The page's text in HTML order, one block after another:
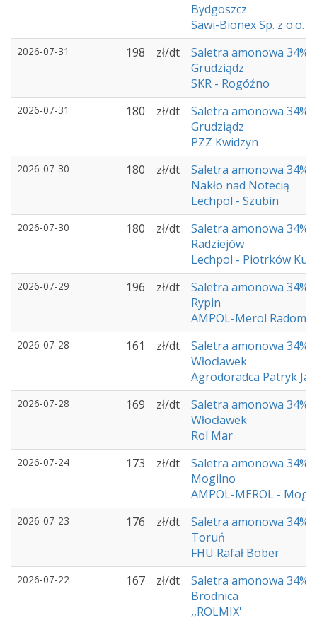
Bydgoszcz
Sawi-Bionex Sp. z o.o.
2026-07-31 198 zł/dt
Saletra amonowa 34%
Grudziądz
SKR - Rogóźno
2026-07-31 180 zł/dt
Saletra amonowa 34%
Grudziądz
PZZ Kwidzyn
2026-07-30 180 zł/dt
Saletra amonowa 34%
Nakło nad Notecią
Lechpol - Szubin
2026-07-30 180 zł/dt
Saletra amonowa 34%
Radziejów
Lechpol - Piotrków
2026-07-29 196 zł/dt
Saletra amonowa 34%
Rypin
AMPOL-Merol Radomin
2026-07-28 161 zł/dt
Saletra amonowa 34%
Włocławek
Agrodoradca Patryk
2026-07-28 169 zł/dt
Saletra amonowa 34%
Włocławek
Rol Mar
2026-07-24 173 zł/dt
Saletra amonowa 34%
Mogilno
AMPOL-MEROL -
2026-07-23 176 zł/dt
Saletra amonowa 34%
Toruń
FHU Rafał Bober
2026-07-22 167 zł/dt
Saletra amonowa 34%
Brodnica
,,ROLMIX'